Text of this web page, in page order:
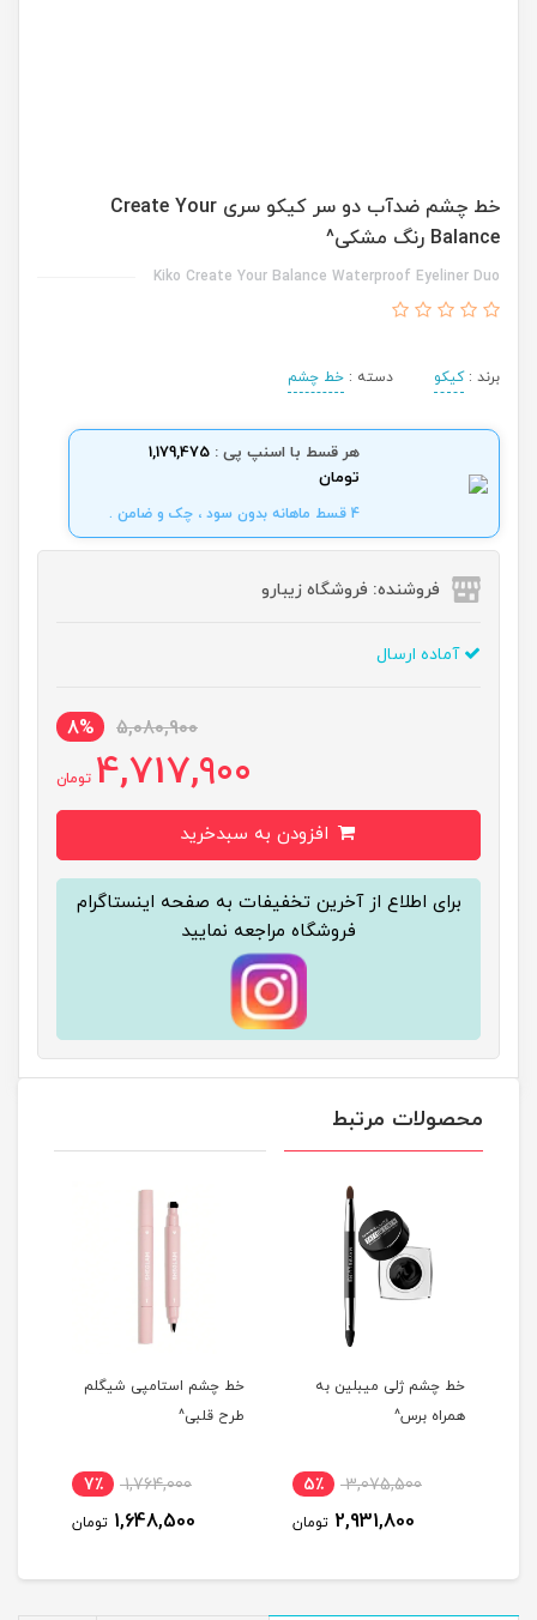
خط چشم ضدآب دو سر کیکو سری Create Your
Balance رنگ مشکی^
Kiko Create Your Balance Waterproof Eyeliner Duo
برند :کیکو دسته : خط چشم
هر قسط با اسنپ پی : 1,179,475
تومان
4 قسط ماهانه بدون سود ، چک و ضامن .
فروشنده: فروشگاه زیبارو
آماده ارسال
5,080,900
8%
4,717,900 تومان
برای اطلاع از آخرین تخفیفات به صفحه اینستاگرام
فروشگاه مراجعه نمایید
محصولات مرتبط
خط چشم ژلی میبلین به
همراه برس^
3,075,500 5٪
2,931,800 تومان
خط چشم استامپی شیگلم
طرح قلبی^
1,764,000 7٪
1,648,500 تومان